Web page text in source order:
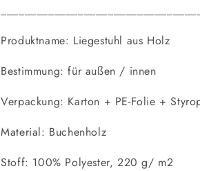
Produktname: Liegestuhl aus Holz
Bestimmung: für außen / innen
Verpackung: Karton + PE-Folie +
Material: Buchenholz
Stoff: 100% Polyester, 220 g/ m2